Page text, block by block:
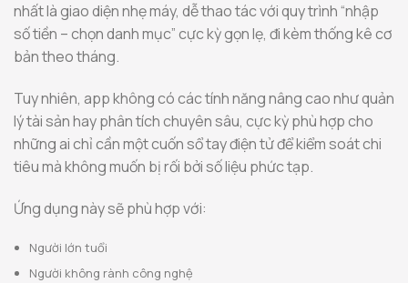
nhất là giao diện nhẹ máy, dễ thao tác với quy trình “nhập
số tiền – chọn danh mục” cực kỳ gọn lẹ, đi kèm thống kê cơ
bản theo tháng.
Tuy nhiên, app không có các tính năng nâng cao như quản
lý tài sản hay phân tích chuyên sâu, cực kỳ phù hợp cho
những ai chỉ cần một cuốn sổ tay điện tử để kiểm soát chi
tiêu mà không muốn bị rối bởi số liệu phức tạp.
Ứng dụng này sẽ phù hợp với:
Người lớn tuổi
Người không rành công nghệ